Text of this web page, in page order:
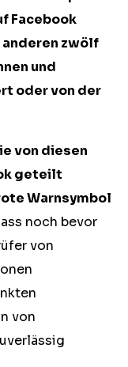
Facebook
anderen zwölf
und
oder von der
von diesen
geteilt
Warnsymbol
noch bevor
von
von